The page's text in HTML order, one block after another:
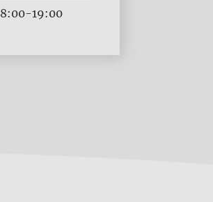
8:00-19:00